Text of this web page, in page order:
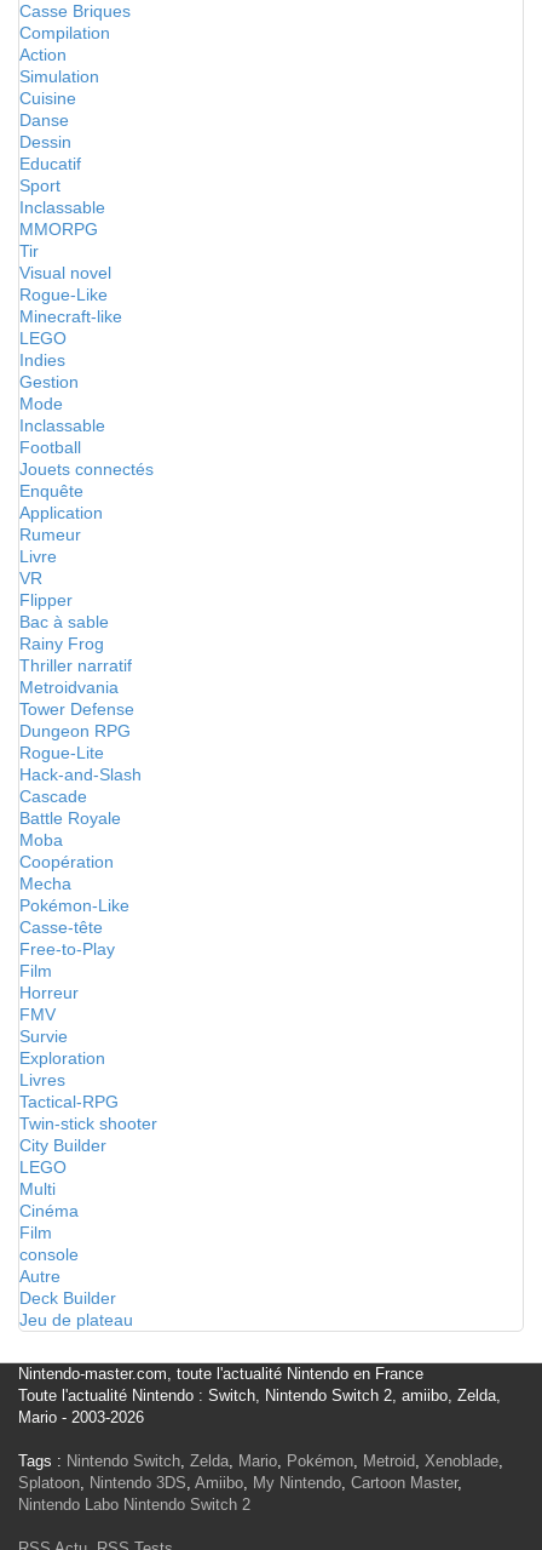
Casse Briques
Compilation
Action
Simulation
Cuisine
Danse
Dessin
Educatif
Sport
Inclassable
MMORPG
Tir
Visual novel
Rogue-Like
Minecraft-like
LEGO
Indies
Gestion
Mode
Inclassable
Football
Jouets connectés
Enquête
Application
Rumeur
Livre
VR
Flipper
Bac à sable
Rainy Frog
Thriller narratif
Metroidvania
Tower Defense
Dungeon RPG
Rogue-Lite
Hack-and-Slash
Cascade
Battle Royale
Moba
Coopération
Mecha
Pokémon-Like
Casse-tête
Free-to-Play
Film
Horreur
FMV
Survie
Exploration
Livres
Tactical-RPG
Twin-stick shooter
City Builder
LEGO
Multi
Cinéma
Film
console
Autre
Deck Builder
Jeu de plateau
Nintendo-master.com, toute l'actualité Nintendo en France
Toute l'actualité Nintendo : Switch, Nintendo Switch 2, amiibo, Zelda,
Mario - 2003-2026
Tags : Nintendo Switch, Zelda, Mario, Pokémon, Metroid, Xenoblade,
Splatoon, Nintendo 3DS, Amiibo, My Nintendo, Cartoon Master,
Nintendo Labo Nintendo Switch 2